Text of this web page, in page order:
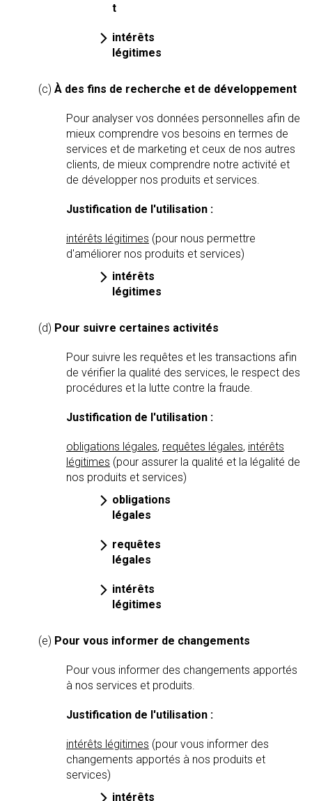
t
intérêts
légitimes
(c) À des fins de recherche et de développement
Pour analyser vos données personnelles afin de
mieux comprendre vos besoins en termes de
services et de marketing et ceux de nos autres
clients, de mieux comprendre notre activité et
de développer nos produits et services.
Justification de l'utilisation :
intérêts légitimes (pour nous permettre
d'améliorer nos produits et services)
intérêts
légitimes
(d) Pour suivre certaines activités
Pour suivre les requêtes et les transactions afin
de vérifier la qualité des services, le respect des
procédures et la lutte contre la fraude.
Justification de l'utilisation :
obligations légales, requêtes légales, intérêts
légitimes (pour assurer la qualité et la légalité de
nos produits et services)
obligations
légales
requêtes
légales
intérêts
légitimes
(e) Pour vous informer de changements
Pour vous informer des changements apportés
à nos services et produits.
Justification de l'utilisation :
intérêts légitimes (pour vous informer des
changements apportés à nos produits et
services)
intérêts